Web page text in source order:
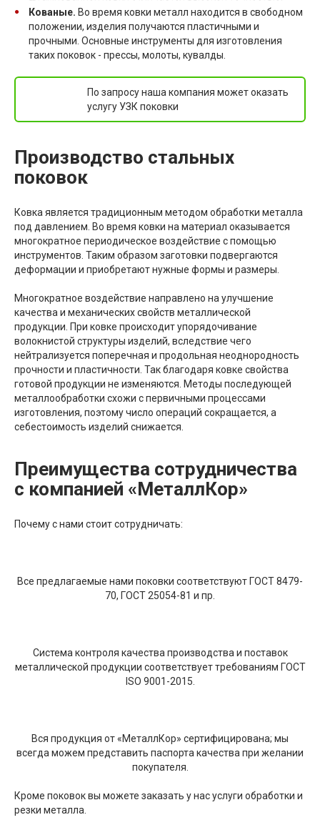
Кованые. Во время ковки металл находится в свободном
положении, изделия получаются пластичными и
прочными. Основные инструменты для изготовления
таких поковок - прессы, молоты, кувалды.
По запросу наша компания может оказать
услугу УЗК поковки
Производство стальных
поковок
Ковка является традиционным методом обработки металла
под давлением. Во время ковки на материал оказывается
многократное периодическое воздействие с помощью
инструментов. Таким образом заготовки подвергаются
деформации и приобретают нужные формы и размеры.
Многократное воздействие направлено на улучшение
качества и механических свойств металлической
продукции. При ковке происходит упорядочивание
волокнистой структуры изделий, вследствие чего
нейтрализуется поперечная и продольная неоднородность
прочности и пластичности. Так благодаря ковке свойства
готовой продукции не изменяются. Методы последующей
металлообработки схожи с первичными процессами
изготовления, поэтому число операций сокращается, а
себестоимость изделий снижается.
Преимущества сотрудничества
с компанией «МеталлКор»
Почему с нами стоит сотрудничать:
Все предлагаемые нами поковки соответствуют ГОСТ 8479-
70, ГОСТ 25054-81 и пр.
Система контроля качества производства и поставок
металлической продукции соответствует требованиям ГОСТ
ISO 9001-2015.
Вся продукция от «МеталлКор» сертифицирована; мы
всегда можем представить паспорта качества при желании
покупателя.
Кроме поковок вы можете заказать у нас услуги обработки и
резки металла.